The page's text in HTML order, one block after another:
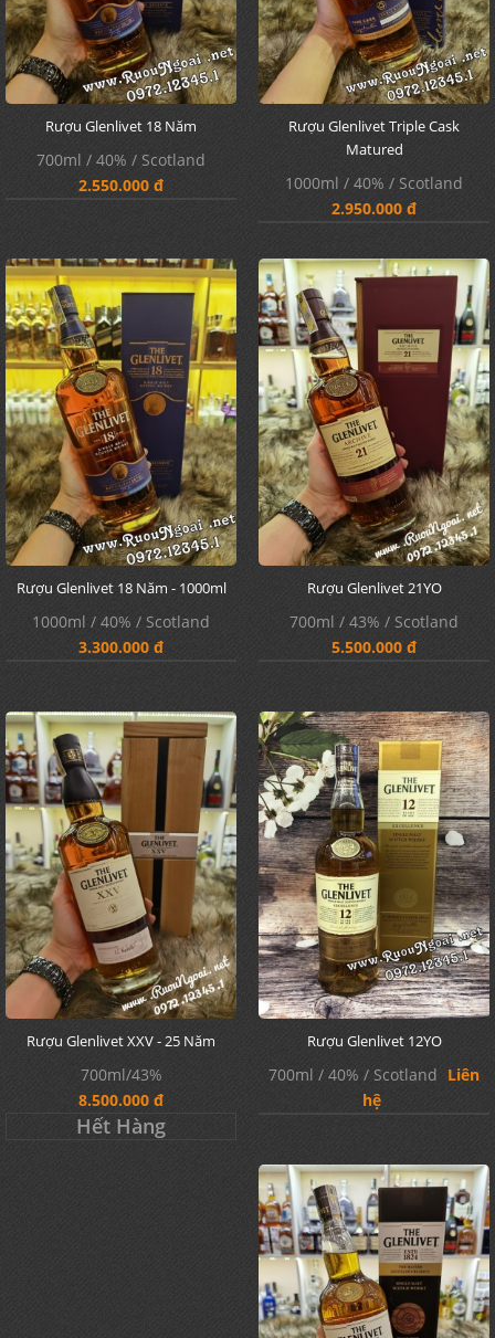
Rượu Glenlivet 18 Năm
700ml / 40% / Scotland
2.550.000 đ
Rượu Glenlivet Triple Cask
Matured
1000ml / 40% / Scotland
2.950.000 đ
Rượu Glenlivet 18 Năm - 1000ml
1000ml / 40% / Scotland
3.300.000 đ
Rượu Glenlivet 21YO
700ml / 43% / Scotland
5.500.000 đ
Rượu Glenlivet XXV - 25 Năm
700ml/43%
8.500.000 đ
Hết Hàng
Rượu Glenlivet 12YO
700ml / 40% / Scotland Liên
hệ